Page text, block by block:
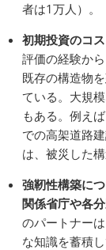
者は1万人）。
初期投資のコ
評価の経験か
既存の構造物
ている。大規
もある。例え
での高架道路
は、被災した
強靭性構築に
関係省庁や各
のパートナー
な知識を蓄積